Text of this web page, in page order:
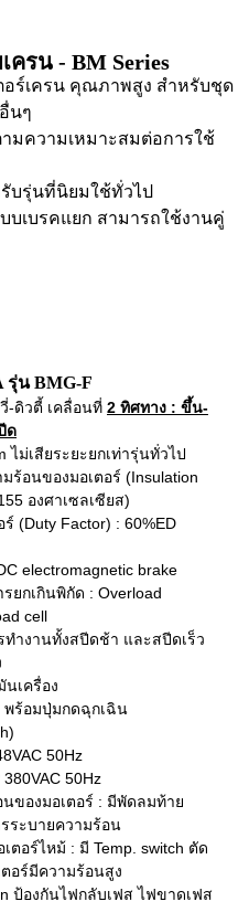
ครน - BM Series
อร์เครน คุณภาพสูง สำหรับชุด
นๆ
มความเหมาะสมต่อการใช้
บรุ่นที่นิยมใช้ทั่วไป
บเบรคแยก สามารถใช้งานคู่
รุ่น BMG-F
-ดิวตี้ เคลื่อนที่ 2 ทิศทาง : ขึ้น-
ด
ไม่เสียระยะยกเท่ารุ่นทั่วไป
อนของมอเตอร์ (Insulation
องศาเซลเซียส)
(Duty Factor) : 60%ED
electromagnetic brake
ยกเกินพิกัด : Overload
cell
ำงานทั้งสปีดช้า และสปีดเร็ว
เครื่อง
ร้อมปุ่มกดฉุกเฉิน
50Hz
50Hz
ของมอเตอร์ : มีพัดลมท้าย
รระบายความร้อน
ตอร์ไหม้ : มี Temp. switch ตัด
อร์มีความร้อนสูง
ป้องกันไฟกลับเฟส ไฟขาดเฟส